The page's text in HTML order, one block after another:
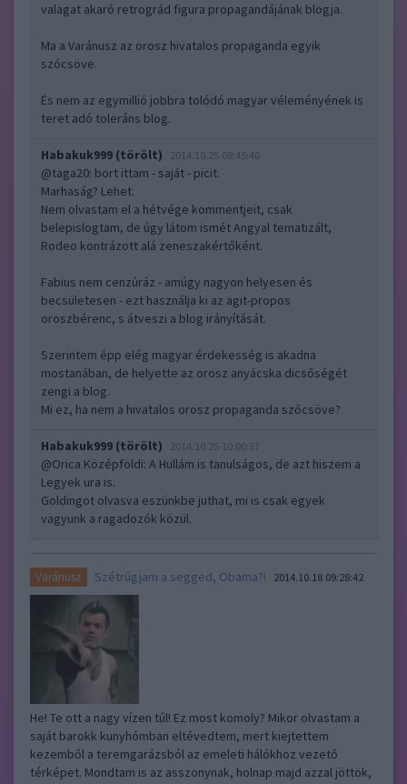
valagat akaró retrográd figura propagandájának blogja.
Ma a Varánusz az orosz hivatalos propaganda egyik
szócsöve.
És nem az egymillió jobbra tolódó magyar véleményének is
teret adó toleráns blog.
Habakuk999 (törölt) 2014.10.25 08:45:40
@taga20: bort ittam - saját - picit.
Marhaság? Lehet.
Nem olvastam el a hétvége kommentjeit, csak
belepislogtam, de úgy látom ismét Angyal tematizált,
Rodeo kontrázott alá zeneszakértőként.
Fabius nem cenzúráz - amúgy nagyon helyesen és
becsületesen - ezt használja ki az agit-propos
oroszbérenc, s átveszi a blog irányítását.
Szerintem épp elég magyar érdekesség is akadna
mostanában, de helyette az orosz anyácska dicsőségét
zengi a blog.
Mi ez, ha nem a hivatalos orosz propaganda szőcsöve?
Habakuk999 (törölt) 2014.10.25 10:00:37
@Orica Középföldi: A Hullám is tanulságos, de azt hiszem a
Legyek ura is.
Goldingot olvasva eszünkbe juthat, mi is csak egyek
vagyunk a ragadozók közül.
Varánusz Szétrúgjam a segged, Obama?! 2014.10.18 09:28:42
He! Te ott a nagy vízen túl! Ez most komoly? Mikor olvastam a
saját barokk kunyhómban eltévedtem, mert kiejtettem
kezemből a teremgarázsból az emeleti hálókhoz vezető
térképet. Mondtam is az asszonynak, holnap majd azzal jöttök,